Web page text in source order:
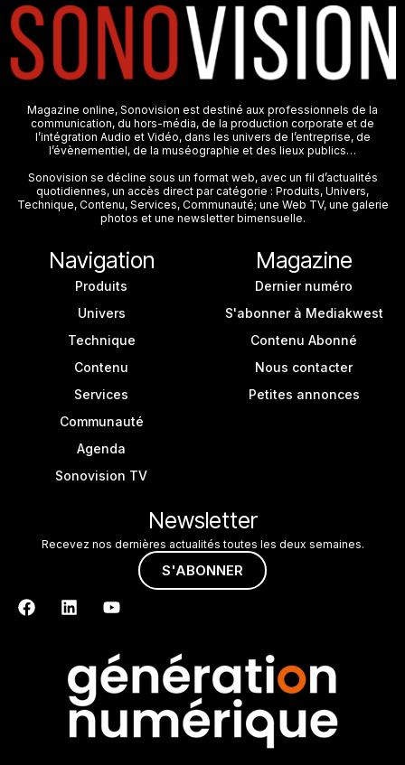
Magazine online, Sonovision est destiné aux professionnels de la
communication, du hors-média, de la production corporate et de
l’intégration Audio et Vidéo, dans les univers de l’entreprise, de
l’évènementiel, de la muséographie et des lieux publics…
Sonovision se décline sous un format web, avec un fil d’actualités
quotidiennes, un accès direct par catégorie : Produits, Univers,
Technique, Contenu, Services, Communauté; une Web TV, une galerie
photos et une newsletter bimensuelle.
Navigation
Produits
Univers
Technique
Contenu
Services
Communauté
Agenda
Sonovision TV
Magazine
Dernier numéro
S'abonner à Mediakwest
Contenu Abonné
Nous contacter
Petites annonces
Newsletter
Recevez nos dernières actualités toutes les deux semaines.
S'ABONNER